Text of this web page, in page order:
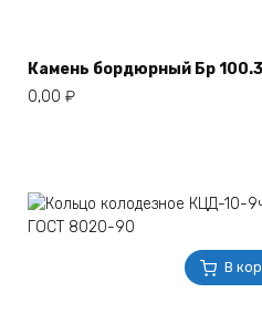
Камень бордюрный Бр
0,00 ₽
В